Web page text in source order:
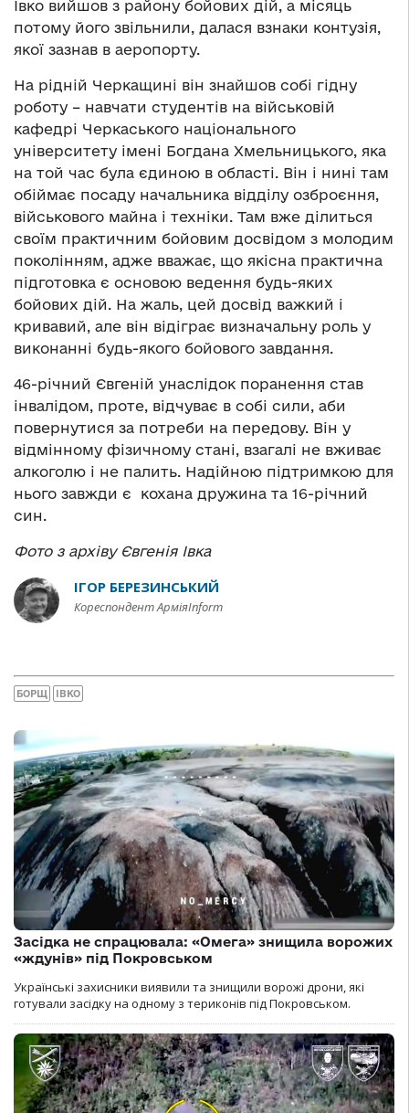
Івко вийшов з району бойових дій, а місяць
потому його звільнили, далася взнаки контузія,
якої зазнав в аеропорту.
На рідній Черкащині він знайшов собі гідну
роботу – навчати студентів на військовій
кафедрі Черкаського національного
університету імені Богдана Хмельницького, яка
на той час була єдиною в області. Він і нині там
обіймає посаду начальника відділу озброєння,
військового майна і техніки. Там вже ділиться
своїм практичним бойовим досвідом з молодим
поколінням, адже вважає, що якісна практична
підготовка є основою ведення будь-яких
бойових дій. На жаль, цей досвід важкий і
кривавий, але він відіграє визначальну роль у
виконанні будь-якого бойового завдання.
46-річний Євгеній унаслідок поранення став
інвалідом, проте, відчуває в собі сили, аби
повернутися за потреби на передову. Він у
відмінному фізичному стані, взагалі не вживає
алкоголю і не палить. Надійною підтримкою для
нього завжди є кохана дружина та 16-річний
син.
Фото з архіву Євгенія Івка
ІГОР БЕРЕЗИНСЬКИЙ
Кореспондент АрміяInform
БОРЩ ІВКО
Засідка не спрацювала: «Омега» знищила ворожих
«ждунів» під Покровськом
Українські захисники виявили та знищили ворожі дрони, які
готували засідку на одному з териконів під Покровськом.